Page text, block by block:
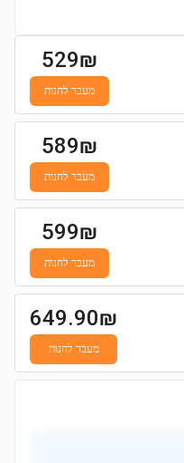
529₪
מעבר לחנות
589₪
מעבר לחנות
599₪
מעבר לחנות
649.90₪
מעבר לחנות